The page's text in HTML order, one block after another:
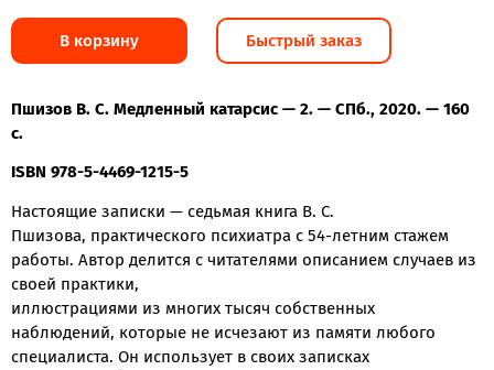
В корзину Быстрый заказ
Пшизов В. С. Медленный катарсис — 2. — СПб., 2020. — 160
с.
ISBN 978-5-4469-1215-5
Настоящие записки — седьмая книга В. С.
Пшизова, практического психиатра с 54-летним стажем
работы. Автор делится с читателями описанием случаев из
своей практики,
иллюстрациями из многих тысяч собственных
наблюдений, которые не исчезают из памяти любого
специалиста. Он использует в своих записках